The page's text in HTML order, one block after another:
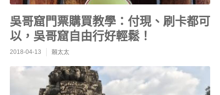
吳哥窟門票購買教學：付現、刷卡都可
以，吳哥窟自由行好輕鬆！
2018-04-13 賴太太